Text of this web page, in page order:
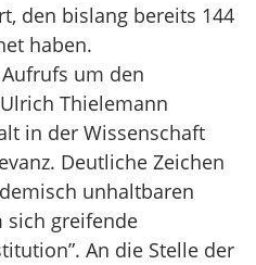
den bislang bereits 144
haben.
um den
Thielemann
in der Wissenschaft
Deutliche Zeichen
unhaltbaren
sich greifende
An die Stelle der